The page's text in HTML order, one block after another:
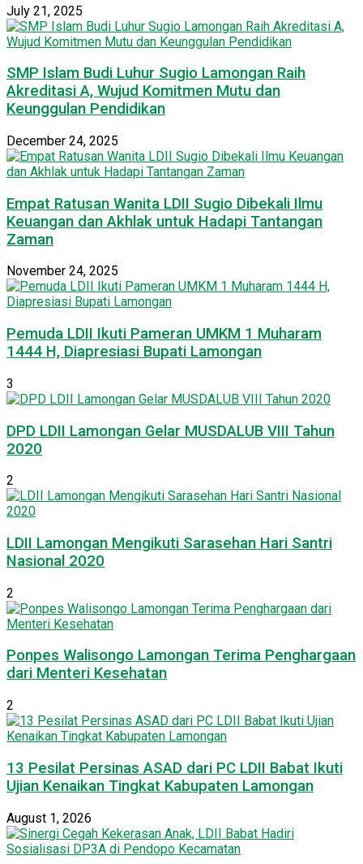
July 21, 2025
SMP Islam Budi Luhur Sugio Lamongan Raih
Akreditasi A, Wujud Komitmen Mutu dan
Keunggulan Pendidikan
December 24, 2025
Empat Ratusan Wanita LDII Sugio Dibekali Ilmu
Keuangan dan Akhlak untuk Hadapi Tantangan
Zaman
November 24, 2025
Pemuda LDII Ikuti Pameran UMKM 1 Muharam
1444 H, Diapresiasi Bupati Lamongan
3
DPD LDII Lamongan Gelar MUSDALUB VIII Tahun
2020
2
LDII Lamongan Mengikuti Sarasehan Hari Santri
Nasional 2020
2
Ponpes Walisongo Lamongan Terima Penghargaan
dari Menteri Kesehatan
2
13 Pesilat Persinas ASAD dari PC LDII Babat Ikuti
Ujian Kenaikan Tingkat Kabupaten Lamongan
August 1, 2026